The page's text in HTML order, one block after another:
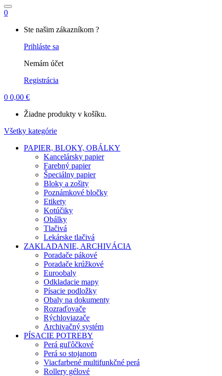
0
Ste našim zákazníkom ?
Prihláste sa
Nemám účet
Registrácia
0 0,00 €
Žiadne produkty v košíku.
Všetky kategórie
PAPIER, BLOKY, OBÁLKY
Kancelársky papier
Farebný papier
Špeciálny papier
Bloky a zošity
Poznámkové bločky
Etikety
Kotúčiky
Obálky
Tlačivá
Lekárske tlačivá
ZAKLADANIE, ARCHIVÁCIA
Poradače pákové
Poradače krúžkové
Euroobaly
Odkladacie mapy
Písacie podložky
Obaly na dokumenty
Rozraďovače
Rýchloviazače
Archivačný systém
PÍSACIE POTREBY
Perá guľôčkové
Perá so stojanom
Viacfarbené multifunkčné perá
Rollery gélové